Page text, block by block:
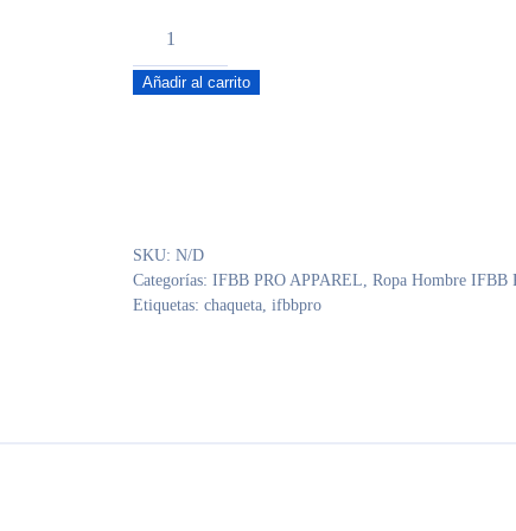
PRO
Añadir al carrito
SKU: N/D
Categorías: IFBB PRO APPAREL, Ropa Hombre IFBB
Etiquetas: chaqueta, ifbbpro